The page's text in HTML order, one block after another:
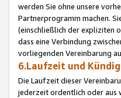
werden Sie ohne unsere
Partnerprogramm machen.
(einschließlich der expliziten
dass eine Verbindung
vorliegenden Vereinbarung
6.Laufzeit und
Die Laufzeit dieser
jederzeit ordentlich oder aus